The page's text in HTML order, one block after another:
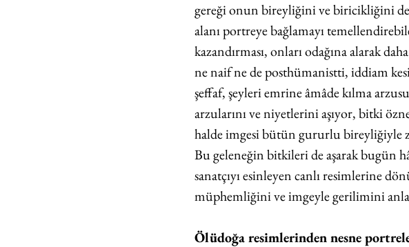
gereği onun bireyliğini ve biricikliğini
alanı portreye bağlamayı
kazandırması, onları odağına alarak
ne naif ne de posthümanistti, iddiam
şeffaf, şeyleri emrine âmâde kılma
arzularını ve niyetlerini aşıyor, bitki
halde imgesi bütün gururlu bireyliğiyle
Bu geleneğin bitkileri de aşarak bugün
sanatçıyı esinleyen canlı resimlerine
müphemliğini ve imgeyle gerilimini
Ölüdoğa resimlerinden nesne